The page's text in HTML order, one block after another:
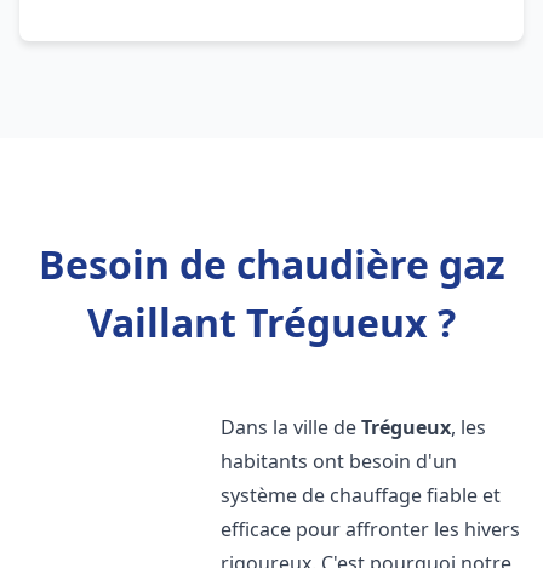
Besoin de chaudière gaz
Vaillant Trégueux ?
Dans la ville deTrégueux, les
habitants ont besoin d'un
système de chauffage fiable et
efficace pour affronter les hivers